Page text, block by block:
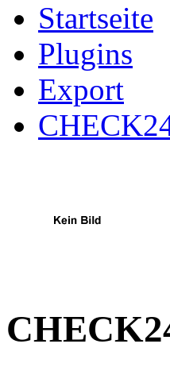
Startseite
Plugins
Export